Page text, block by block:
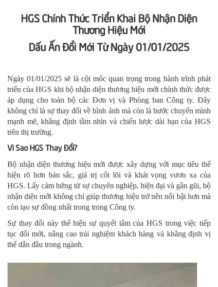
HGS Chính Thức Triển Khai Bộ Nhận Diện
Thương Hiệu Mới
Dấu Ấn Đổi Mới Từ Ngày 01/01/2025
Ngày 01/01/2025 sẽ là cột mốc quan trọng trong hành trình phát
triển của HGS khi bộ nhận diện thương hiệu mới chính thức được
áp dụng cho toàn bộ các Đơn vị và Phòng ban Công ty. Đây
không chỉ là sự thay đổi về hình ảnh mà còn là bước chuyển mình
mạnh mẽ, khẳng định tầm nhìn và chiến lược dài hạn của HGS
trên thị trường.
Vì Sao HGS Thay Đổi?
Bộ nhận diện thương hiệu mới được xây dựng với mục tiêu thể
hiện rõ hơn bản sắc, giá trị cốt lõi và khát vọng vươn xa của
HGS. Lấy cảm hứng từ sự chuyên nghiệp, hiện đại và gần gũi, bộ
nhận diện mới không chỉ giúp thương hiệu trở nên nổi bật hơn mà
còn tạo sự đồng nhất trong trong Công ty.
Sự thay đổi này thể hiện sự quyết tâm của HGS trong việc tiếp
tục đổi mới, nâng cao trải nghiệm khách hàng và khẳng định vị
thế dẫn đầu trong ngành.